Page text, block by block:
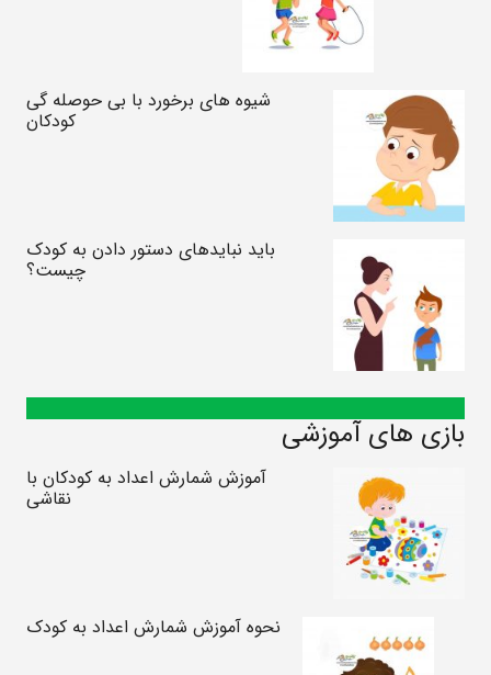
شیوه های برخورد با بی حوصله گی
کودکان
باید نبایدهای دستور دادن به کودک
چیست؟
بازی های آموزشی
آموزش شمارش اعداد به کودکان با
نقاشی
نحوه آموزش شمارش اعداد به کودک